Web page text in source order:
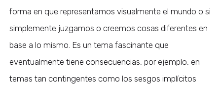
forma en que representamos visualmente el mundo o si
simplemente juzgamos o creemos cosas diferentes en
base a lo mismo. Es un tema fascinante que
eventualmente tiene consecuencias, por ejemplo, en
temas tan contingentes como los sesgos implícitos